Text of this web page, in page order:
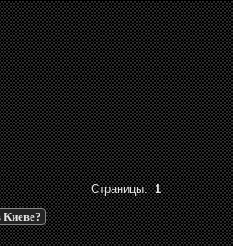
Страницы:1
Киеве?